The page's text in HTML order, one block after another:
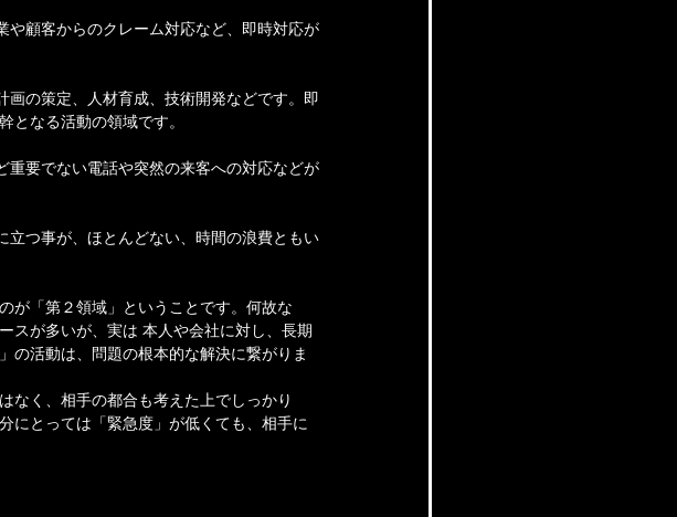
や顧客からのクレーム対応など、即時対応が
画の策定、人材育成、技術開発などです。即
となる活動の領域です。
重要でない電話や突然の来客への対応などが
立つ事が、ほとんどない、時間の浪費ともい
が「第２領域」ということです。何故な
スが多いが、実は 本人や会社に対し、長期
の活動は、問題の根本的な解決に繋がりま
なく、相手の都合も考えた上でしっかり
にとっては「緊急度」が低くても、相手に